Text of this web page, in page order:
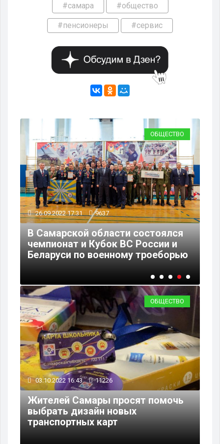
#самара #общество
#пенсионеры #сервис
ОБЩЕСТВО
26.09.2022 17:31 9637
В Самарской области состоялся
чемпионат и Кубок ВС России и
Беларуси по военному троеборью
ОБЩЕСТВО
03.10.2022 16:43 11226
Жителей Самары просят помочь
выбрать дизайн новых
транспортных карт